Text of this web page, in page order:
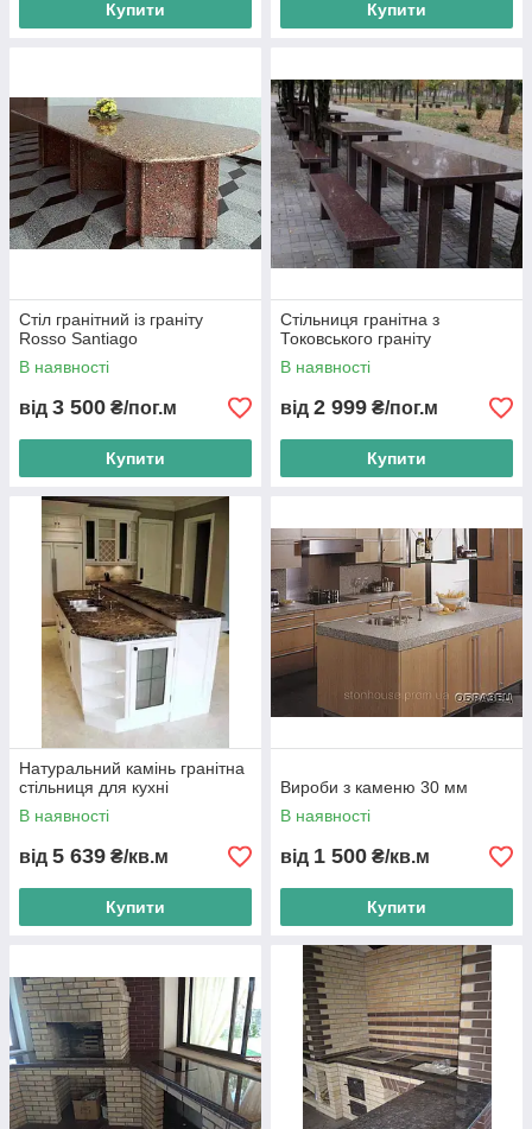
Купити Купити
Стіл гранітний із граніту
Rosso Santiago
В наявності
від 3 500 ₴/пог.м
Купити
Стільниця гранітна з
Токовського граніту
В наявності
від 2 999 ₴/пог.м
Купити
Натуральний камінь гранітна
стільниця для кухні
В наявності
від 5 639 ₴/кв.м
Купити
Вироби з каменю 30 мм
В наявності
від 1 500 ₴/кв.м
Купити